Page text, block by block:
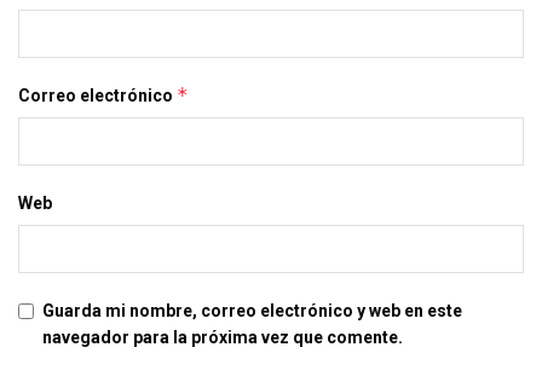
Correo electrónico *
Web
Guarda mi nombre, correo electrónico y web en este
navegador para la próxima vez que comente.